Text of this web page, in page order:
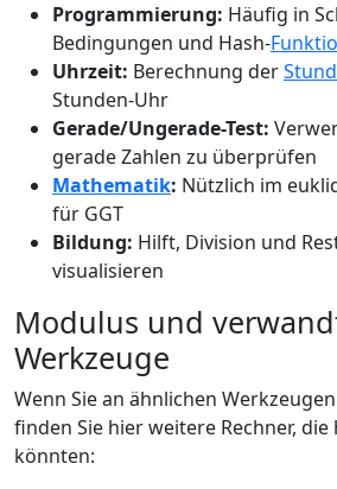
Programmierung: Häufig in
Bedingungen und Hash-
Uhrzeit: Berechnung der
Stunden-Uhr
Gerade/Ungerade-Test:
gerade Zahlen zu überprüfen
Mathematik: Nützlich im
für GGT
Bildung: Hilft, Division und
visualisieren
Modulus und
Werkzeuge
Wenn Sie an ähnlichen
finden Sie hier weitere Rechner,
könnten: